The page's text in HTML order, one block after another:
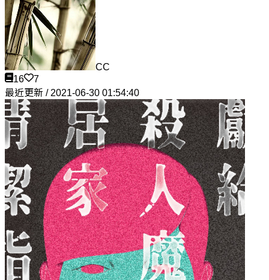
CC
16
7
最近更新 / 2021-06-30 01:54:40